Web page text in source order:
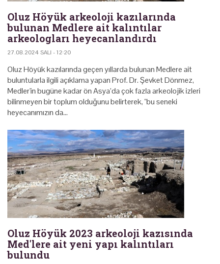
Oluz Höyük arkeoloji kazılarında
bulunan Medlere ait kalıntılar
arkeologları heyecanlandırdı
27.08.2024 SALI - 12:20
Oluz Höyük kazılarında geçen yıllarda bulunan Medlere ait
buluntularla ilgili açıklama yapan Prof. Dr. Şevket Dönmez,
Medler'in bugüne kadar ön Asya’da çok fazla arkeolojik izleri
bilinmeyen bir toplum olduğunu belirterek, "bu seneki
heyecanımızın da…
Oluz Höyük 2023 arkeoloji kazısında
Med'lere ait yeni yapı kalıntıları
bulundu